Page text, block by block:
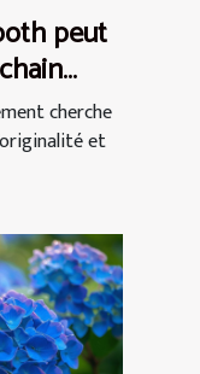
peut
cherche
et